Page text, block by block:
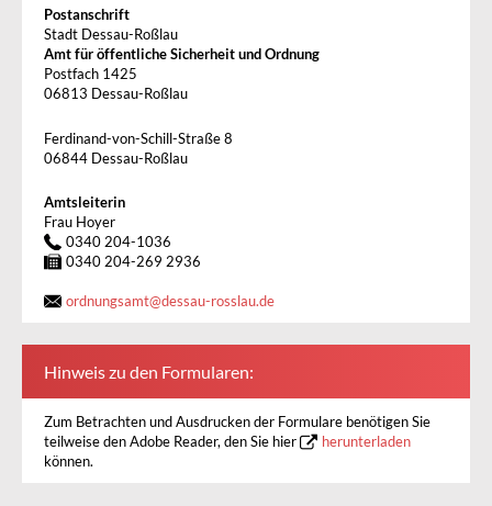
Postanschrift
Stadt Dessau-Roßlau
Amt für öffentliche Sicherheit und Ordnung
Postfach 1425
06813 Dessau-Roßlau
Ferdinand-von-Schill-Straße 8
06844 Dessau-Roßlau
Amtsleiterin
Frau Hoyer
0340 204-1036
0340 204-269 2936
ordnungsamt@dessau-rosslau.de
Hinweis zu den Formularen:
Zum Betrachten und Ausdrucken der Formulare benötigen Sie
teilweise den Adobe Reader, den Sie hier
herunterladen
können.